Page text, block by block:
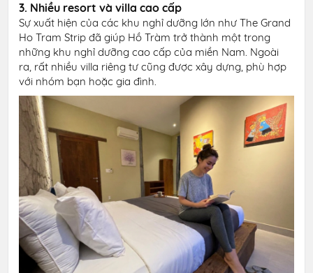
3. Nhiều resort và villa cao cấp
Sự xuất hiện của các khu nghỉ dưỡng lớn như The Grand
Ho Tram Strip đã giúp Hồ Tràm trở thành một trong
những khu nghỉ dưỡng cao cấp của miền Nam. Ngoài
ra, rất nhiều villa riêng tư cũng được xây dựng, phù hợp
với nhóm bạn hoặc gia đình.